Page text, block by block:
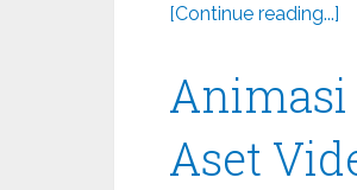
[Continue reading...]
Animasi
Aset